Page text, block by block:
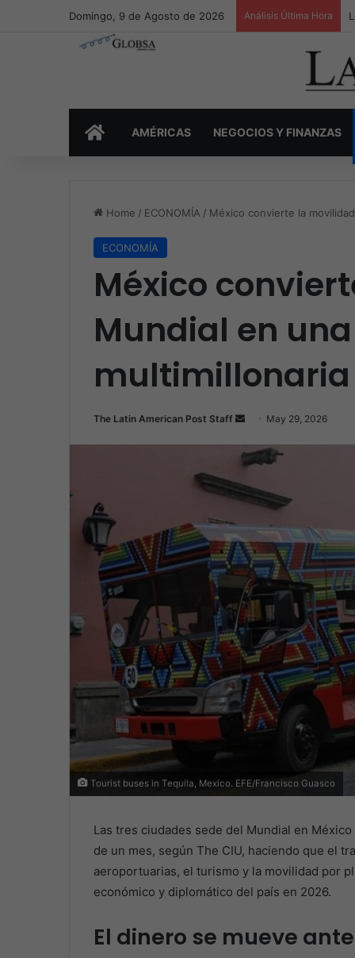
Domingo, 9 de Agosto de 2026 Análisis Última Hora
INICIOAMÉRICAS NEGOCIOS Y FINANZAS
Home / ECONOMÍA / México convierte la
ECONOMÍA
México
Mundial en
multimillonaria
The Latin American Post Staff
Send
email
May 29, 2026
Tourist buses in Tequila, Mexico. EFE/Francisco Guasco
Las tres ciudades sede del Mundial en
de un mes, según The CIU, haciendo que el
aeroportuarias, el turismo y la movilidad por
económico y diplomático del país en 2026.
El dinero se mueve